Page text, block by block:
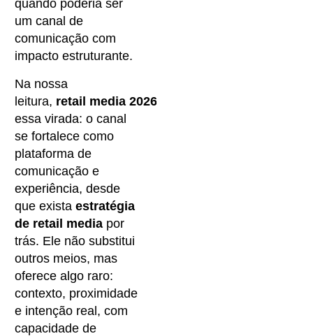
quando poderia ser
um canal de
comunicação com
impacto estruturante.
Na nossa
leitura, retail media 2026
essa virada: o canal
se fortalece como
plataforma de
comunicação e
experiência, desde
que exista estratégia
de retail mediapor
trás. Ele não substitui
outros meios, mas
oferece algo raro:
contexto, proximidade
e intenção real, com
capacidade de